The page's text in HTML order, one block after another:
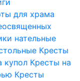
для храма
нательные
Кресты
купол Кресты на
Кресты